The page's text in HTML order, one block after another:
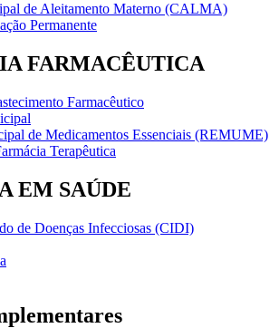
de Aleitamento Materno (CALMA)
Permanente
FARMACÊUTICA
Farmacêutico
de Medicamentos Essenciais (REMUME)
Terapêutica
EM SAÚDE
de Doenças Infecciosas (CIDI)